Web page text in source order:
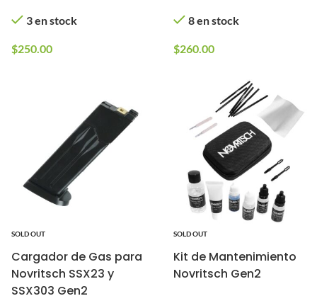
3 en stock
$250.00
8 en stock
$260.00
SOLD OUT
Cargador de Gas para
Novritsch SSX23 y
SSX303 Gen2
SOLD OUT
Kit de Mantenimiento
Novritsch Gen2